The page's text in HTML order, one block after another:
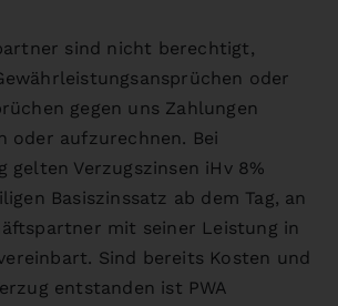
sind nicht berechtigt,
oder
gegen uns Zahlungen
oder aufzurechnen. Bei
gelten Verzugszinsen iHv 8%
Basiszinssatz ab dem Tag, an
mit seiner Leistung in
Sind bereits Kosten und
entstanden ist PWA